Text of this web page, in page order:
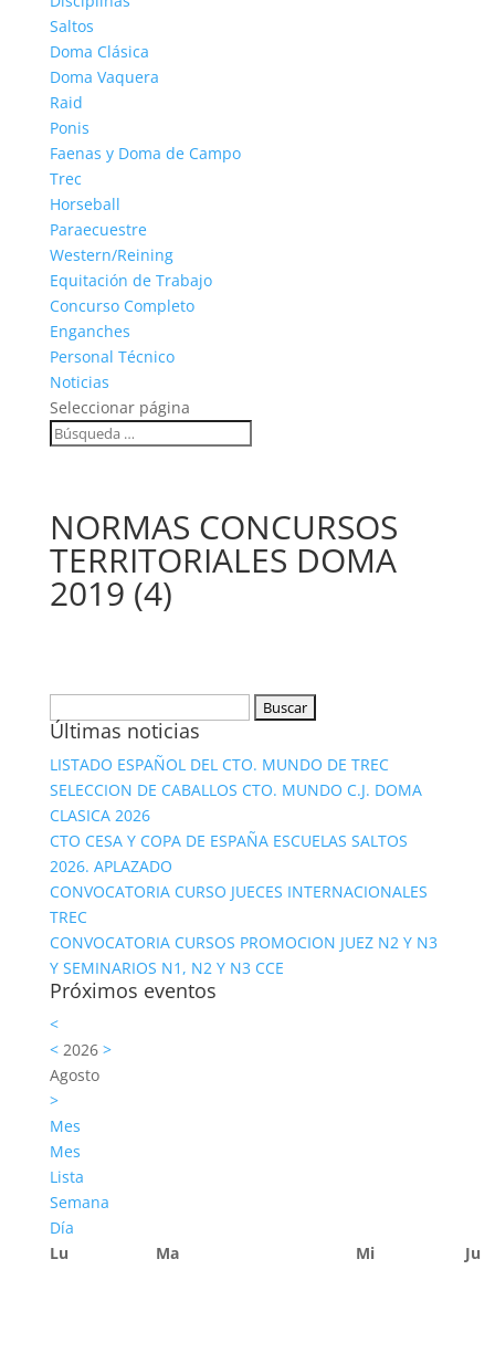
Saltos
Doma Clásica
Doma Vaquera
Raid
Ponis
Faenas y Doma de Campo
Trec
Horseball
Paraecuestre
Western/Reining
Equitación de Trabajo
Concurso Completo
Enganches
Personal Técnico
Noticias
Seleccionar página
NORMAS CONCURSOS
TERRITORIALES DOMA
2019 (4)
Últimas noticias
LISTADO ESPAÑOL DEL CTO. MUNDO DE TREC
SELECCION DE CABALLOS CTO. MUNDO C.J. DOMA
CLASICA 2026
CTO CESA Y COPA DE ESPAÑA ESCUELAS SALTOS
2026. APLAZADO
CONVOCATORIA CURSO JUECES INTERNACIONALES
TREC
CONVOCATORIA CURSOS PROMOCION JUEZ N2 Y N3
Y SEMINARIOS N1, N2 Y N3 CCE
Próximos eventos
<
<2026 >
Agosto
>
Mes
Mes
Lista
Semana
Día
Lu
Ma Mi Ju